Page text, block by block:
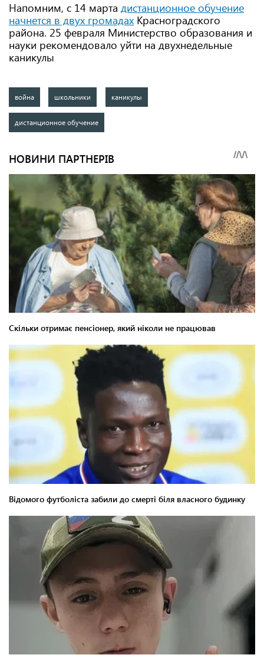
Напомним, с 14 марта дистанционное обучение
начнется в двух громадах Красноградского
района. 25 февраля Министерство образования и
науки рекомендовало уйти на двухнедельные
каникулы
война школьники каникулы
дистанционное обучение